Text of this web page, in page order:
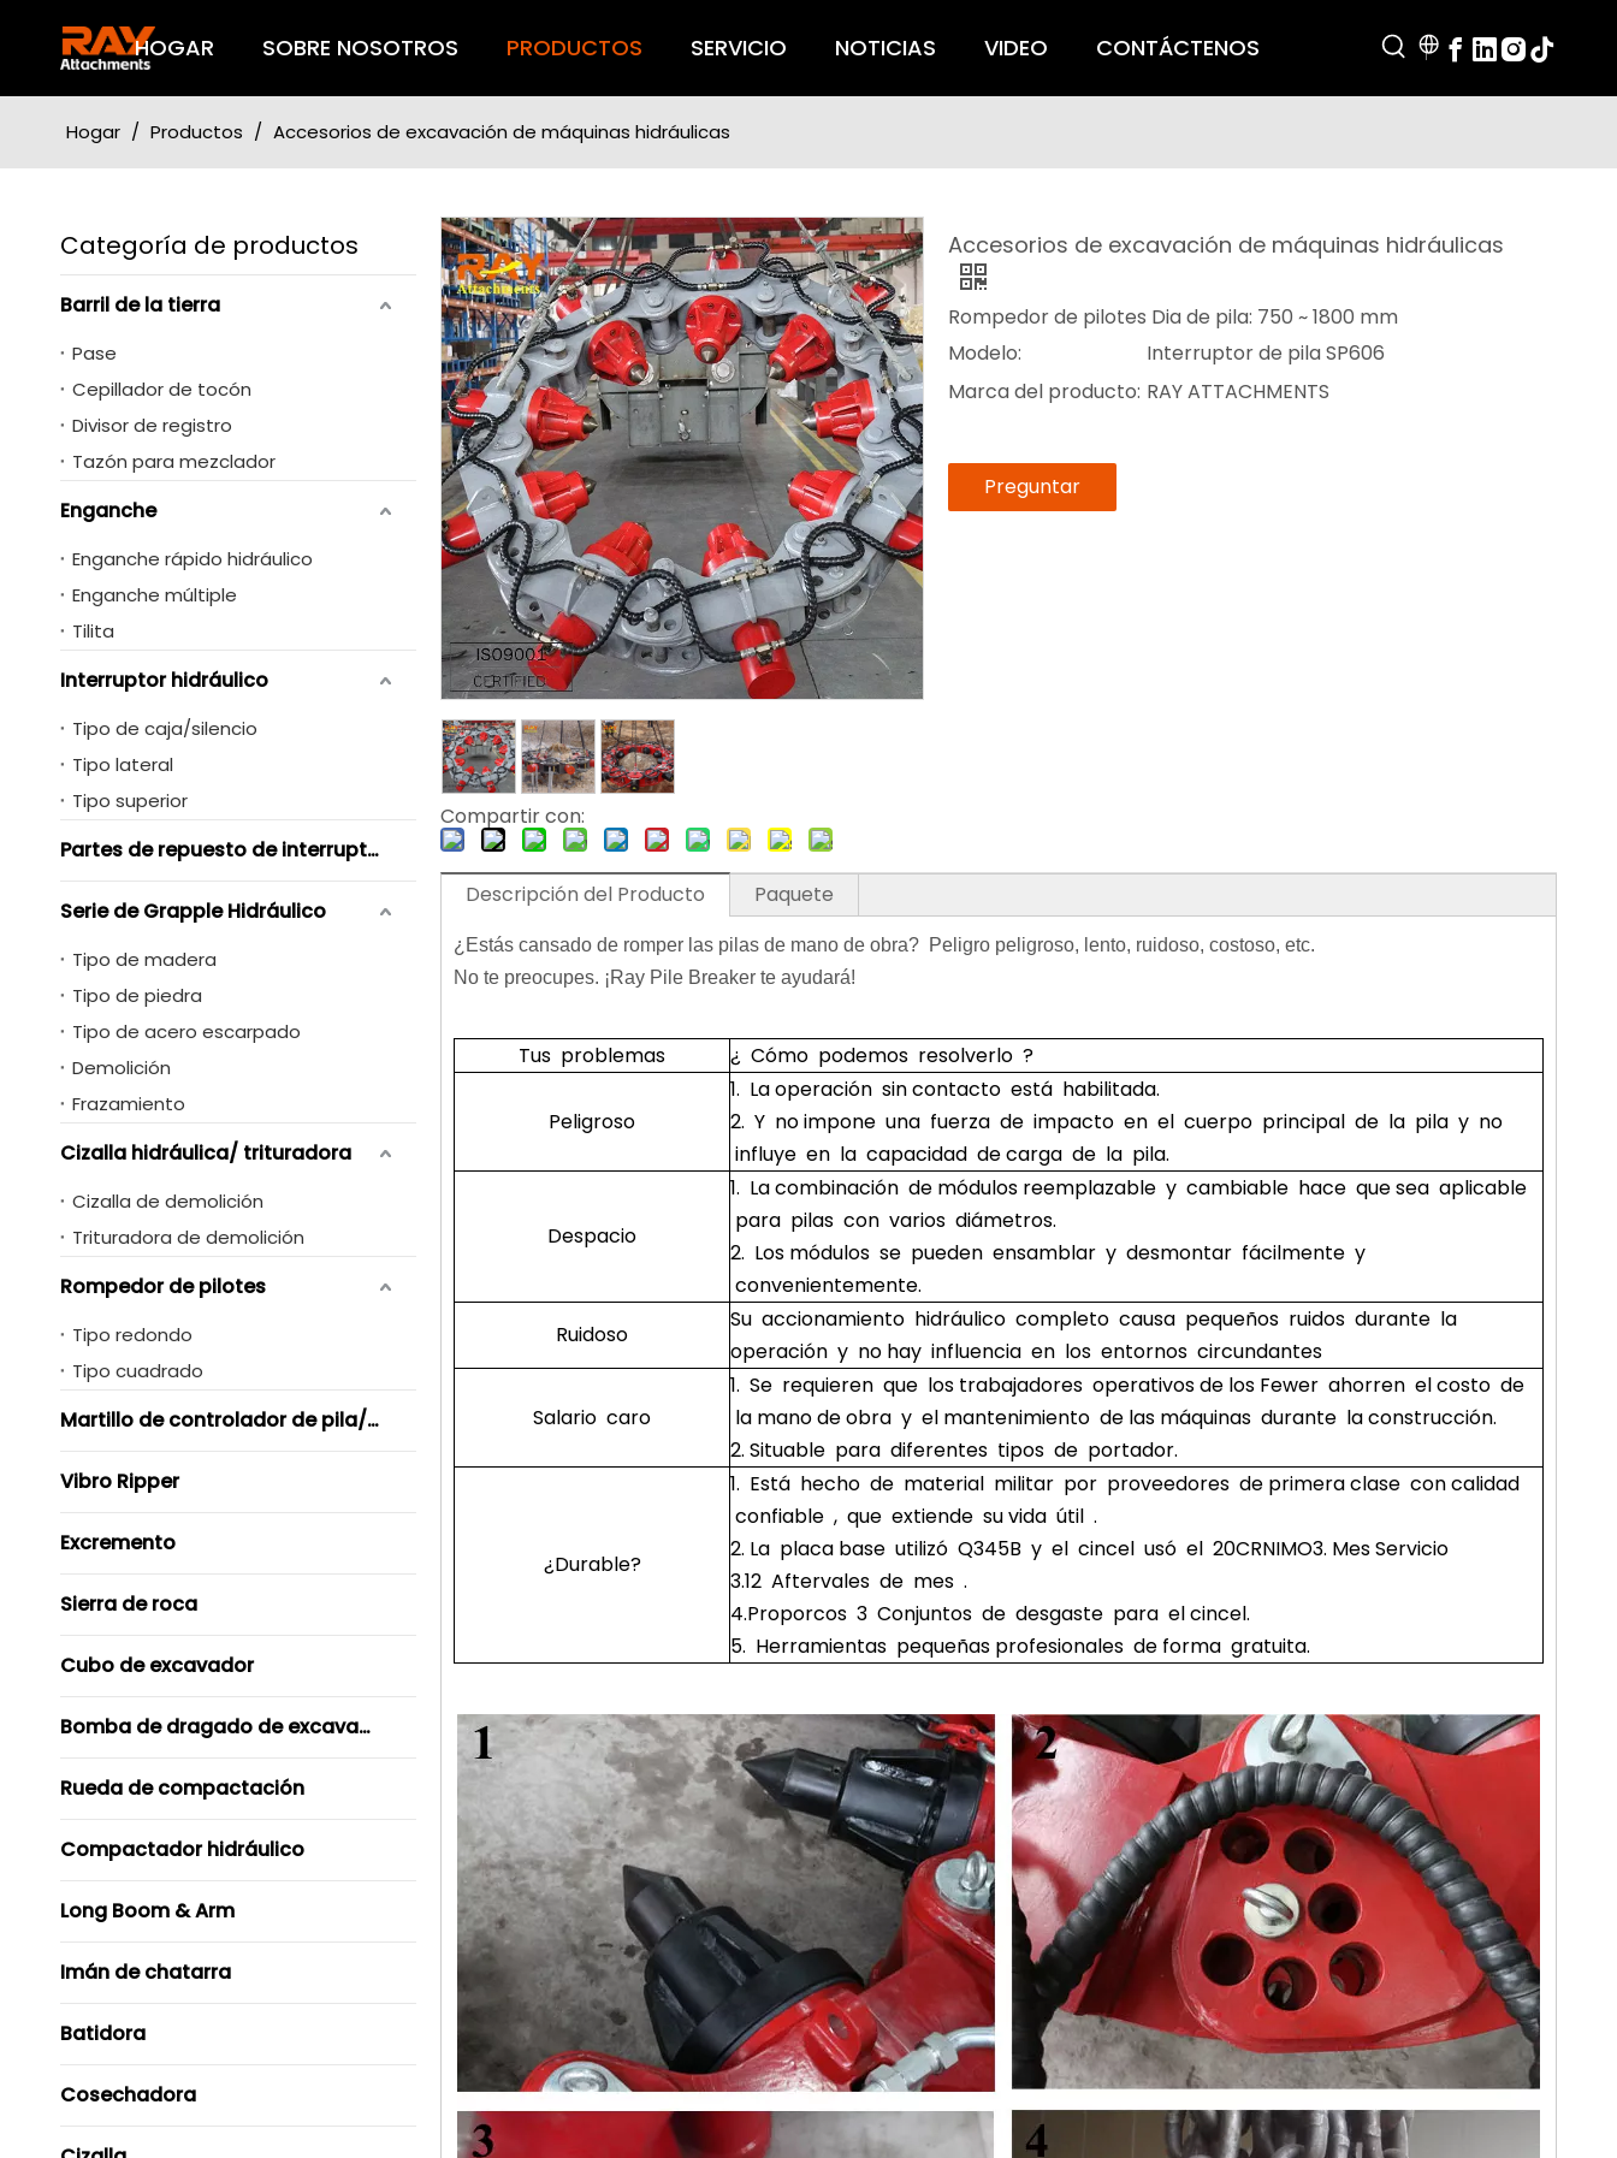
HOGAR SOBRE NOSOTROS PRODUCTOS SERVICIO NOTICIAS VIDEO CONTÁCTENOS
Hogar / Productos / Accesorios de excavación de máquinas hidráulicas
Categoría de productos
Barril de la tierra
Pase
Cepillador de tocón
Divisor de registro
Tazón para mezclador
Enganche
Enganche rápido hidráulico
Enganche múltiple
Tilita
Interruptor hidráulico
Tipo de caja/silencio
Tipo lateral
Tipo superior
Partes de repuesto de interruptores hidráulicos
Serie de Grapple Hidráulico
Tipo de madera
Tipo de piedra
Tipo de acero escarpado
Demolición
Frazamiento
Cizalla hidráulica/ trituradora
Cizalla de demolición
Trituradora de demolición
Rompedor de pilotes
Tipo redondo
Tipo cuadrado
Martillo de controlador de pila/ Vibro
Vibro Ripper
Excremento
Sierra de roca
Cubo de excavador
Bomba de dragado de excavador
Rueda de compactación
Compactador hidráulico
Long Boom & Arm
Imán de chatarra
Batidora
Cosechadora
Compartir con:
Accesorios de excavación de máquinas hidráulicas
Rompedor de pilotes Dia de pila: 750 ~ 1800 mm
Modelo:
Interruptor de pila SP606
Marca del producto: RAY ATTACHMENTS
Preguntar
Descripción del Producto Paquete
¿Estás cansado de romper las pilas de mano de obra? Peligro peligroso, lento, ruidoso, costoso, etc.
No te preocupes. ¡Ray Pile Breaker te ayudará!
Tus problemas ¿ Cómo podemos resolverlo ?
Peligroso
1. La operación sin contacto está habilitada.
2. Y no impone una fuerza de impacto en el cuerpo principal de la pila y no
influye en la capacidad de carga de la pila.
Despacio
1. La combinación de módulos reemplazable y cambiable hace que sea aplicable
para pilas con varios diámetros.
2. Los módulos se pueden ensamblar y desmontar fácilmente y
convenientemente.
Ruidoso
Su accionamiento hidráulico completo causa pequeños ruidos durante la
operación y no hay influencia en los entornos circundantes
Salario caro
1. Se requieren que los trabajadores operativos de los Fewer ahorren el costo de
la mano de obra y el mantenimiento de las máquinas durante la construcción.
2. Situable para diferentes tipos de portador.
¿Durable?
1. Está hecho de material militar por proveedores de primera clase con calidad
confiable , que extiende su vida útil .
2. La placa base utilizó Q345B y el cincel usó el 20CRNIMO3. Mes Servicio
3.12 Aftervales de mes .
4.Proporcos 3 Conjuntos de desgaste para el cincel.
5. Herramientas pequeñas profesionales de forma gratuita.